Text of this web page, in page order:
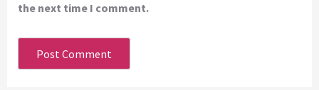
the next time I comment.